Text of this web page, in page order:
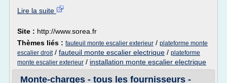
Lire la suite
Site : http://www.sorea.fr
Thèmes liés : fauteuil monte escalier exterieur / plateforme monte
escalier droit/ fauteuil monte escalier electrique / plateforme
monte escalier exterieur / installation monte escalier electrique
Monte-charges - tous les fournisseurs -